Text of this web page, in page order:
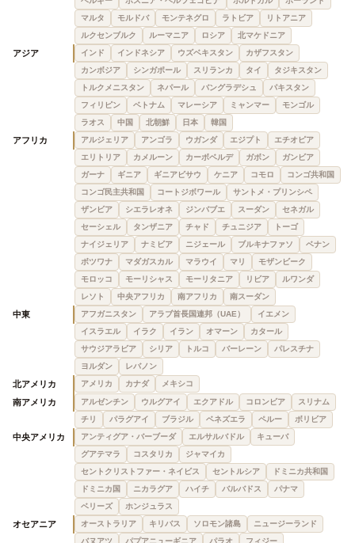
マルタ
モルドバ モンテネグロ ラトビア
リトアニア
ルクセンブルク
ルーマニア ロシア 北マケドニア
アジア インド インドネシア ウズベキスタン
カザフスタン
カンボジア
シンガポール スリランカ タイ
タジキスタン
トルクメニスタン
ネパール バングラデシュ
パキスタン
フィリピン
ベトナム マレーシア ミャンマー
モンゴル
ラオス
中国 北朝鮮 日本 韓国
アフリカ アルジェリア アンゴラ ウガンダ エジプト
エチオピア
エリトリア
カメルーン カーボベルデ ガボン
ガンビア
ガーナ
ギニア ギニアビサウ ケニア コモロ
コンゴ共和国
コンゴ民主共和国
コートジボワール
サントメ・プリンシペ
ザンビア
シエラレオネ ジンバブエ スーダン
セネガル
セーシェル
タンザニア チャド チュニジア
トーゴ
ナイジェリア
ナミビア ニジェール ブルキナファソ
ベナン
ボツワナ
マダガスカル マラウイ マリ
モザンビーク
モロッコ
モーリシャス モーリタニア リビア
ルワンダ
レソト
中央アフリカ 南アフリカ 南スーダン
中東 アフガニスタン アラブ首長国連邦（UAE）
イエメン
イスラエル
イラク イラン オマーン
カタール
サウジアラビア
シリア トルコ バーレーン
パレスチナ
ヨルダン
レバノン
北アメリカ アメリカ カナダ メキシコ
南アメリカ アルゼンチン ウルグアイ エクアドル コロンビア
スリナム
チリ
パラグアイ ブラジル ベネズエラ ペルー ボリビア
中央アメリカ アンティグア・バーブーダ エルサルバドル
キューバ
グアテマラ
コスタリカ
ジャマイカ
セントクリストファー・ネイビス
セントルシア
ドミニカ共和国
ドミニカ国
ニカラグア ハイチ バルバドス
パナマ
ベリーズ
ホンジュラス
オセアニア オーストラリア キリバス ソロモン諸島
ニュージーランド
バヌアツ
パプアニューギニア パラオ フィジー